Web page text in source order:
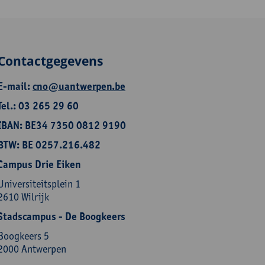
mail:cno@uantwerpen.be
03 265 29 60
BE34 7350 0812 9190
BE 0257.216.482
Drie Eiken
1
Wilrijk
- De Boogkeers
5
Antwerpen